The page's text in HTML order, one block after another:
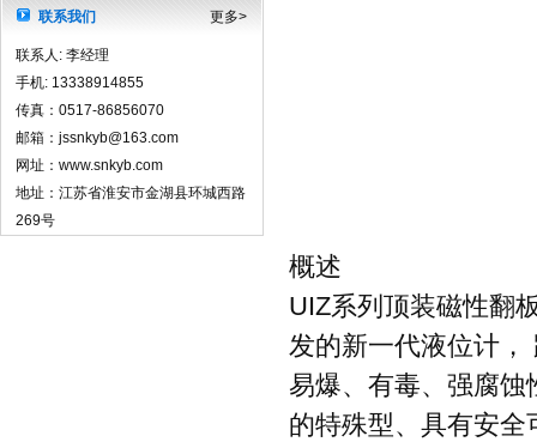
联系我们 更多>
联系人: 李经理
手机: 13338914855
传真：0517-86856070
邮箱：jssnkyb@163.com
网址：www.snkyb.com
地址：江苏省淮安市金湖县环城西路
269号
概述
UIZ系列顶装磁性翻
发的新一代液位计，
易爆、有毒、强腐
的特殊型、具有安